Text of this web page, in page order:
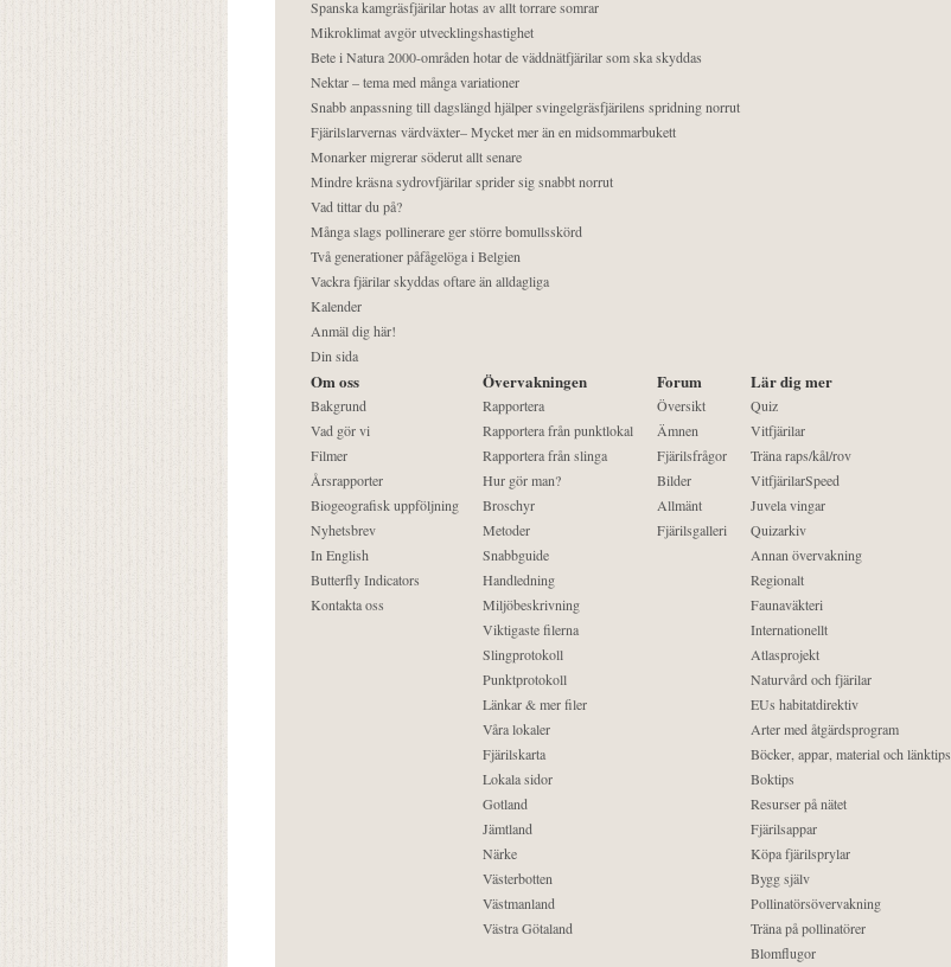
Spanska kamgräsfjärilar hotas av allt torrare somrar
Mikroklimat avgör utvecklingshastighet
Bete i Natura 2000-områden hotar de väddnätfjärilar som ska skyddas
Nektar – tema med många variationer
Snabb anpassning till dagslängd hjälper svingelgräsfjärilens spridning norrut
Fjärilslarvernas värdväxter– Mycket mer än en midsommarbukett
Monarker migrerar söderut allt senare
Mindre kräsna sydrovfjärilar sprider sig snabbt norrut
Vad tittar du på?
Många slags pollinerare ger större bomullsskörd
Två generationer påfågelöga i Belgien
Vackra fjärilar skyddas oftare än alldagliga
Kalender
Anmäl dig här!
Din sida
Om oss
Bakgrund
Vad gör vi
Filmer
Årsrapporter
Biogeografisk uppföljning
Nyhetsbrev
In English
Butterfly Indicators
Kontakta oss
Övervakningen
Rapportera
Rapportera från punktlokal
Rapportera från slinga
Hur gör man?
Broschyr
Metoder
Snabbguide
Handledning
Miljöbeskrivning
Viktigaste filerna
Slingprotokoll
Punktprotokoll
Länkar & mer filer
Våra lokaler
Fjärilskarta
Lokala sidor
Gotland
Jämtland
Närke
Västerbotten
Västmanland
Västra Götaland
Forum
Översikt
Ämnen
Fjärilsfrågor
Bilder
Allmänt
Fjärilsgalleri
Lär dig mer
Quiz
Vitfjärilar
Träna raps/kål/rov
VitfjärilarSpeed
Juvela vingar
Quizarkiv
Annan övervakning
Regionalt
Faunaväkteri
Internationellt
Atlasprojekt
Naturvård och fjärilar
EUs habitatdirektiv
Arter med åtgärdsprogram
Böcker, appar, material och länktips
Boktips
Resurser på nätet
Fjärilsappar
Köpa fjärilsprylar
Bygg själv
Pollinatörsövervakning
Träna på pollinatörer
Blomflugor